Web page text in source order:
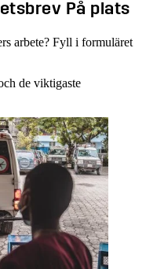
På plats
arbete? Fyll i formuläret
de viktigaste